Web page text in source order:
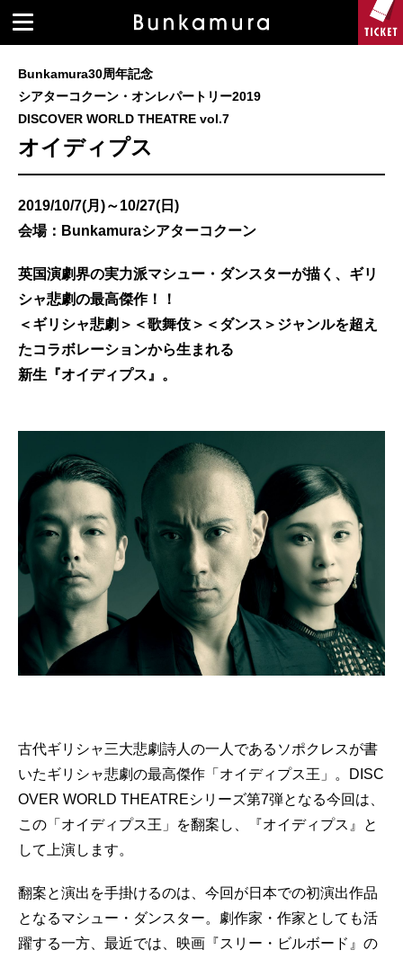
Bunkamura30周年記念
シアターコクーン・オンレパートリー2019
DISCOVER WORLD THEATRE vol.7
オイディプス
2019/10/7(月)～10/27(日)
会場：Bunkamuraシアターコクーン
英国演劇界の実力派マシュー・ダンスターが描く、ギリ
シャ悲劇の最高傑作！！
＜ギリシャ悲劇＞＜歌舞伎＞＜ダンス＞ジャンルを超え
たコラボレーションから生まれる
新生『オイディプス』。
古代ギリシャ三大悲劇詩人の一人であるソポクレスが書
いたギリシャ悲劇の最高傑作「オイディプス王」。DISC
OVER WORLD THEATREシリーズ第7弾となる今回は、
この「オイディプス王」を翻案し、『オイディプス』と
して上演します。
翻案と演出を手掛けるのは、今回が日本での初演出作品
となるマシュー・ダンスター。劇作家・作家としても活
躍する一方、最近では、映画『スリー・ビルボード』の